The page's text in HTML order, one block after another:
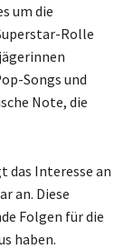
um die
Rolle
Songs und
Note, die
das Interesse an
an. Diese
Folgen für die
haben.